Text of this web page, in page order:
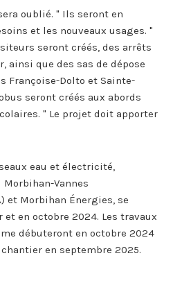
oublié. Ils seront en
et les nouveaux usages.
seront créés, des arrêts
ainsi que des sas de dépose
Françoise-Dolto et Sainte-
seront créés aux abords
Le projet doit apporter
eau et électricité,
Vannes
et Morbihan Énergies, se
en octobre 2024. Les travaux
débuteront en octobre 2024
en septembre 2025.